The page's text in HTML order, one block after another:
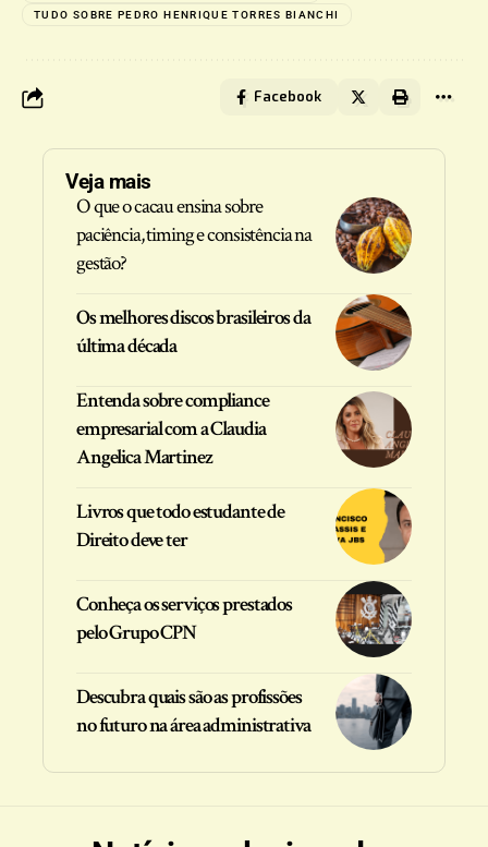
TUDO SOBRE PEDRO HENRIQUE TORRES BIANCHI
Facebook
Veja mais
O que o cacau ensina sobre
paciência, timing e consistência na
gestão?
Os melhores discos brasileiros da
última década
Entenda sobre compliance
empresarial com a Claudia
Angelica Martinez
Livros que todo estudante de
Direito deve ter
Conheça os serviços prestados
pelo Grupo CPN
Descubra quais são as profissões
no futuro na área administrativa